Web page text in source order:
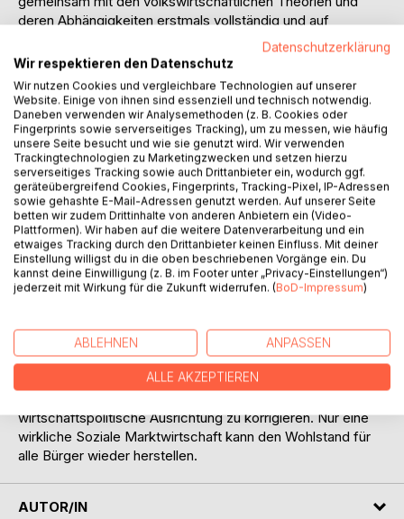
deren Abhängigkeiten erstmals vollständig und auf
nachvollziehbare Weise erklärt. In einer Zusammenschau
von Theorie und Praxis wird auch erläutert, warum die
liberalisierten Märkte, das praktizierte Lohndumping und
eine staatliche Sparpolitik ein angemessenes
Wirtschaftswachstum unterbinden. Es wird so die
Realwirtschaft, d. h. Güterproduktion u. Dienstleistungen zu
Grunde gerichtet und das Geldsystem schneller zum
Kollabieren gebracht. Am Ende steht ein vollständiger
Zusammenbruch der Realwirtschaft mit einer
Währungsreform. Am 9. April 2014 sprach der deutsche
Bundespräsident Joachim Gauck vor dem 20. Deutschen
Bankentag in Berlin und zitierte Henry Ford: „Es ist gut, dass
die Menschen das Bank- und Geldsystem nicht verstehen,
sonst hätten wir eine Revolution, noch morgen früh.” – Die
des Euros lassen die Bevölkerungen verarmen und führen
die Euro-Staaten in Staatsinsolvenzen. Jedoch werden
auch mögliche Wege aus der Krise aufgezeigt. Die Politik
wirtschaftspolitische Ausrichtung zu korrigieren. Nur eine
wirkliche Soziale Marktwirtschaft kann den Wohlstand für
alle Bürger wieder herstellen.
AUTOR/IN
Datenschutzerklärung
Wir respektieren den Datenschutz
Wir nutzen Cookies und vergleichbare Technologien auf unserer
Website. Einige von ihnen sind essenziell und technisch notwendig.
Daneben verwenden wir Analysemethoden (z. B. Cookies oder
Fingerprints sowie serverseitiges Tracking), um zu messen, wie häufig
unsere Seite besucht und wie sie genutzt wird. Wir verwenden
Trackingtechnologien zu Marketingzwecken und setzen hierzu
serverseitiges Tracking sowie auch Drittanbieter ein, wodurch ggf.
geräteübergreifend Cookies, Fingerprints, Tracking-Pixel, IP-Adressen
sowie gehashte E-Mail-Adressen genutzt werden. Auf unserer Seite
betten wir zudem Drittinhalte von anderen Anbietern ein (Video-
Plattformen). Wir haben auf die weitere Datenverarbeitung und ein
etwaiges Tracking durch den Drittanbieter keinen Einfluss. Mit deiner
Einstellung willigst du in die oben beschriebenen Vorgänge ein. Du
kannst deine Einwilligung (z. B. im Footer unter „Privacy-Einstellungen“)
jederzeit mit Wirkung für die Zukunft widerrufen. (BoD-Impressum)
ABLEHNEN ANPASSEN
ALLE AKZEPTIEREN